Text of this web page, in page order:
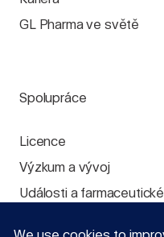
GL Pharma ve světě
Spolupráce
Licence
Výzkum a vývoj
Události a farmaceutické